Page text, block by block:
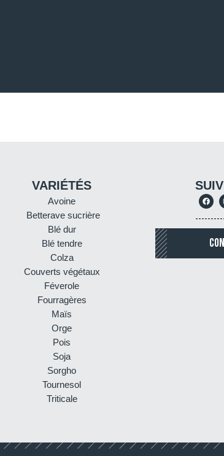
VARIÉTÉS
Avoine
Betterave sucrière
Blé dur
Blé tendre
Colza
Couverts végétaux
Féverole
Fourragères
Maïs
Orge
Pois
Soja
Sorgho
Tournesol
Triticale